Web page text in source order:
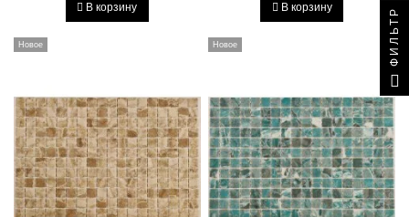
В корзину В корзину
Новое Новое ФИЛЬТР